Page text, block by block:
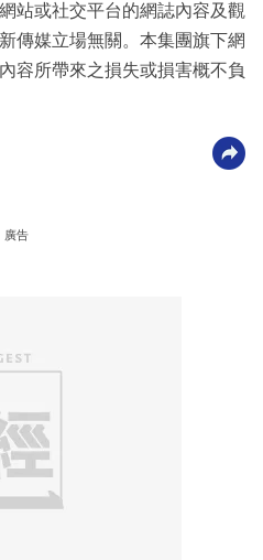
站或社交平台的網誌內容及觀
傳媒立場無關。本集團旗下網
容所帶來之損失或損害概不負
廣告